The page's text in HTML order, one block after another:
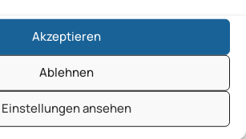
Akzeptieren
Ablehnen
Einstellungen ansehen